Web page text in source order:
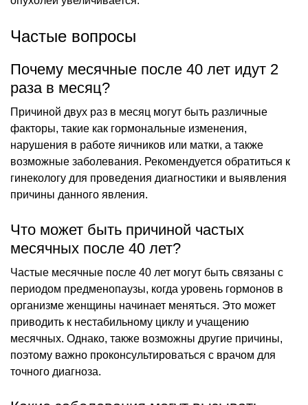
Частые вопросы
Почему месячные после 40 лет идут 2
раза в месяц?
Причиной двух раз в месяц могут быть различные
факторы, такие как гормональные изменения,
нарушения в работе яичников или матки, а также
возможные заболевания. Рекомендуется обратиться к
гинекологу для проведения диагностики и выявления
причины данного явления.
Что может быть причиной частых
месячных после 40 лет?
Частые месячные после 40 лет могут быть связаны с
периодом предменопаузы, когда уровень гормонов в
организме женщины начинает меняться. Это может
приводить к нестабильному циклу и учащению
месячных. Однако, также возможны другие причины,
поэтому важно проконсультироваться с врачом для
точного диагноза.